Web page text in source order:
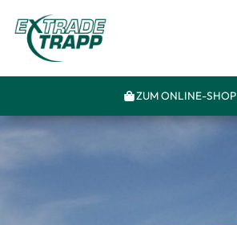
ZUM ONLINE-SHOP